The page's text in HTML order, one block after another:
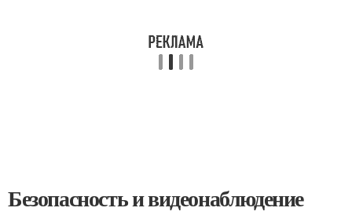
Безопасность и видеонаблюдение